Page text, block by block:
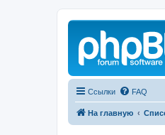
Ссылки FAQ
На главную